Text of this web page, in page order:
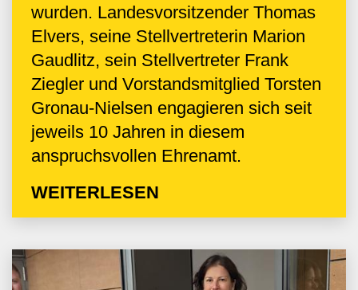
wurden. Landesvorsitzender Thomas
Elvers, seine Stellvertreterin Marion
Gaudlitz, sein Stellvertreter Frank
Ziegler und Vorstandsmitglied Torsten
Gronau-Nielsen engagieren sich seit
jeweils 10 Jahren in diesem
anspruchsvollen Ehrenamt.
WEITERLESEN